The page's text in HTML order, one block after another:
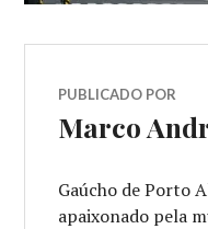
PUBLICADO POR
Marco
Gaúcho de Porto
apaixonado pela